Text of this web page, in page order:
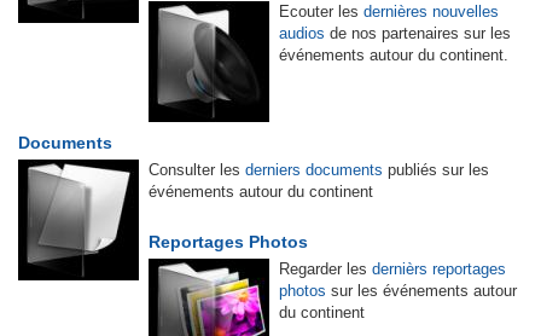
Ecouter les dernières nouvelles
audios de nos partenaires sur les
événements autour du continent.
Documents
Consulter les derniers documents publiés sur les
événements autour du continent
Reportages Photos
Regarder les dernièrs reportages
photos sur les événements autour
du continent